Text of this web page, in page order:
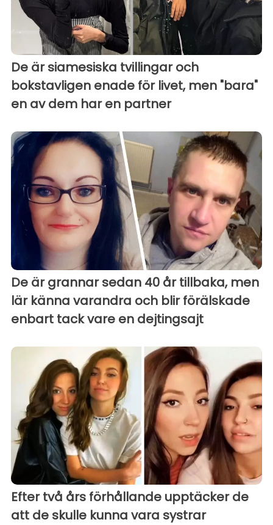
De är siamesiska tvillingar och
bokstavligen enade för livet, men "bara"
en av dem har en partner
De är grannar sedan 40 år tillbaka, men
lär känna varandra och blir förälskade
enbart tack vare en dejtingsajt
Efter två års förhållande upptäcker de
att de skulle kunna vara systrar